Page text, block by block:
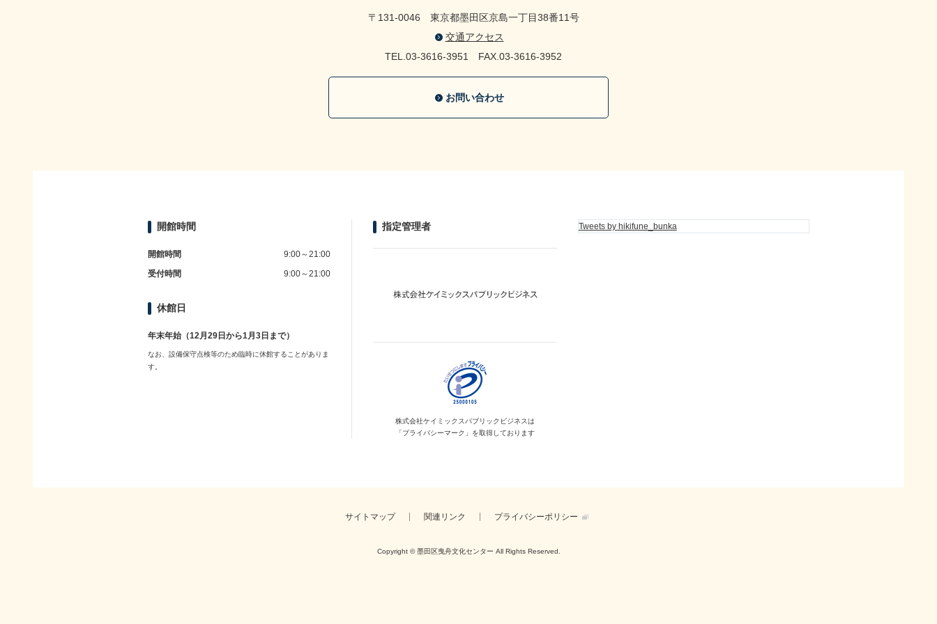
〒131-0046 東京都墨田区京島一丁目38番11号
交通アクセス
TEL.03-3616-3951 FAX.03-3616-3952
お問い合わせ
開館時間
開館時間
9:00～21:00
受付時間
9:00～21:00
休館日
年末年始（12月29日から1月3日まで）
なお、設備保守点検等のため臨時に休館することがありま
す。
指定管理者
株式会社ケイミックス パブリックビジネスは
「プライバシーマーク」を取得しております
Tweets by hikifune_bunka
サイトマップ 関連リンク プライバシーポリシー
Copyright © 墨田区曳舟文化センター All Rights Reserved.